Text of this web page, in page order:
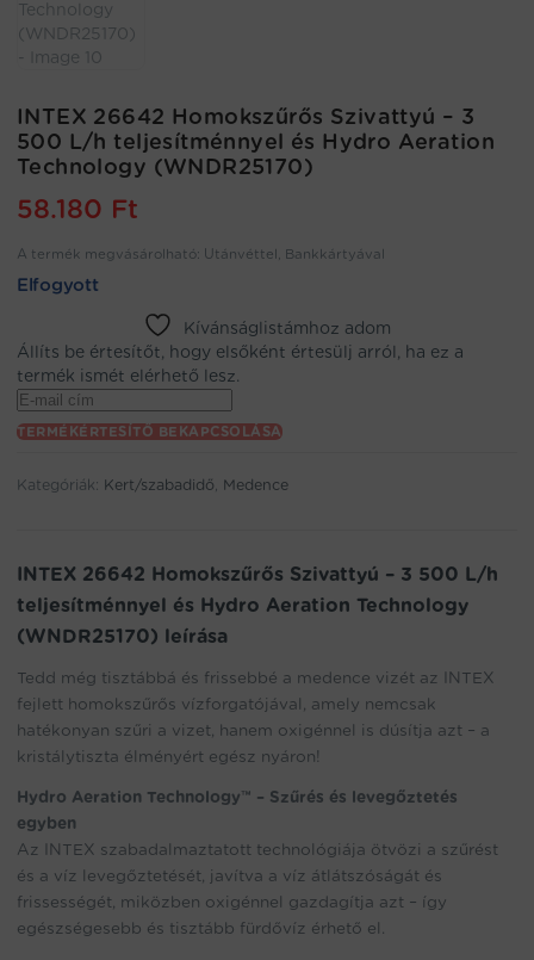
INTEX 26642 Homokszűrős Szivattyú – 3
500 L/h teljesítménnyel és Hydro Aeration
Technology (WNDR25170)
58.180 Ft
A termék megvásárolható: Utánvéttel, Bankkártyával
Elfogyott
Kívánságlistámhoz adom
Állíts be értesítőt, hogy elsőként értesülj arról, ha ez a
termék ismét elérhető lesz.
Enter
your
email
to
waitlist
this
product
TERMÉKÉRTESÍTŐ BEKAPCSOLÁSA
Kategóriák: Kert/szabadidő, Medence
INTEX 26642 Homokszűrős Szivattyú – 3 500 L/h
teljesítménnyel és Hydro Aeration Technology
(WNDR25170) leírása
Tedd még tisztábbá és frissebbé a medence vizét az INTEX
fejlett homokszűrős vízforgatójával, amely nemcsak
hatékonyan szűri a vizet, hanem oxigénnel is dúsítja azt – a
kristálytiszta élményért egész nyáron!
Hydro Aeration Technology™ – Szűrés és levegőztetés
egyben
Az INTEX szabadalmaztatott technológiája ötvözi a szűrést
és a víz levegőztetését, javítva a víz átlátszóságát és
frissességét, miközben oxigénnel gazdagítja azt – így
egészségesebb és tisztább fürdővíz érhető el.